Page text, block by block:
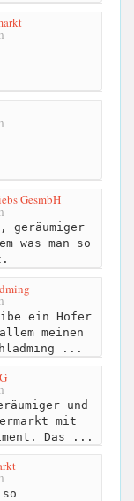
GesmbH
was man so
ein Hofer
meinen
...
und
mit
Das ...